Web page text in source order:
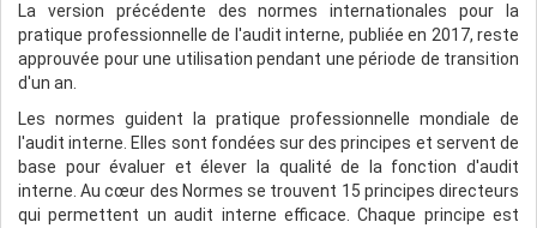
La version précédente des normes internationales pour la
pratique professionnelle de l'audit interne, publiée en 2017, reste
approuvée pour une utilisation pendant une période de transition
d'un an.
Les normes guident la pratique professionnelle mondiale de
l'audit interne. Elles sont fondées sur des principes et servent de
base pour évaluer et élever la qualité de la fonction d'audit
interne. Au cœur des Normes se trouvent 15 principes directeurs
qui permettent un audit interne efficace. Chaque principe est